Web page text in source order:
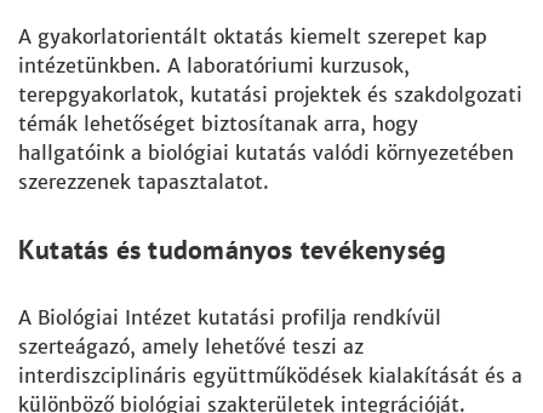
A gyakorlatorientált oktatás kiemelt szerepet kap
intézetünkben. A laboratóriumi kurzusok,
terepgyakorlatok, kutatási projektek és szakdolgozati
témák lehetőséget biztosítanak arra, hogy
hallgatóink a biológiai kutatás valódi környezetében
szerezzenek tapasztalatot.
Kutatás és tudományos tevékenység
A Biológiai Intézet kutatási profilja rendkívül
szerteágazó, amely lehetővé teszi az
interdiszciplináris együttműködések kialakítását és a
különböző biológiai szakterületek integrációját.